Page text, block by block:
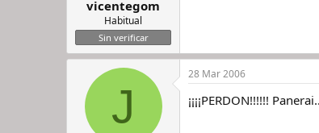
vicentegom
Habitual
Sin verificar
J
28 Mar 2006
¡¡¡¡PERDON!!!!!!